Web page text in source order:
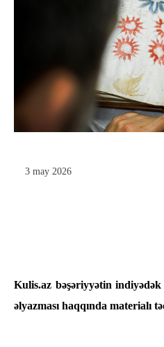
3 may 2026
Kulis.az bəşəriyyətin
əlyazması haqqında materialı